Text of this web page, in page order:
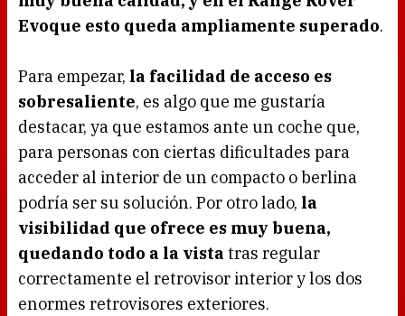
Evoque esto queda ampliamente superado.
Para empezar, la facilidad de acceso es
sobresaliente, es algo que me gustaría
destacar, ya que estamos ante un coche que,
para personas con ciertas dificultades para
acceder al interior de un compacto o berlina
podría ser su solución. Por otro lado, la
visibilidad que ofrece es muy buena,
quedando todo a la vista tras regular
correctamente el retrovisor interior y los dos
enormes retrovisores exteriores.